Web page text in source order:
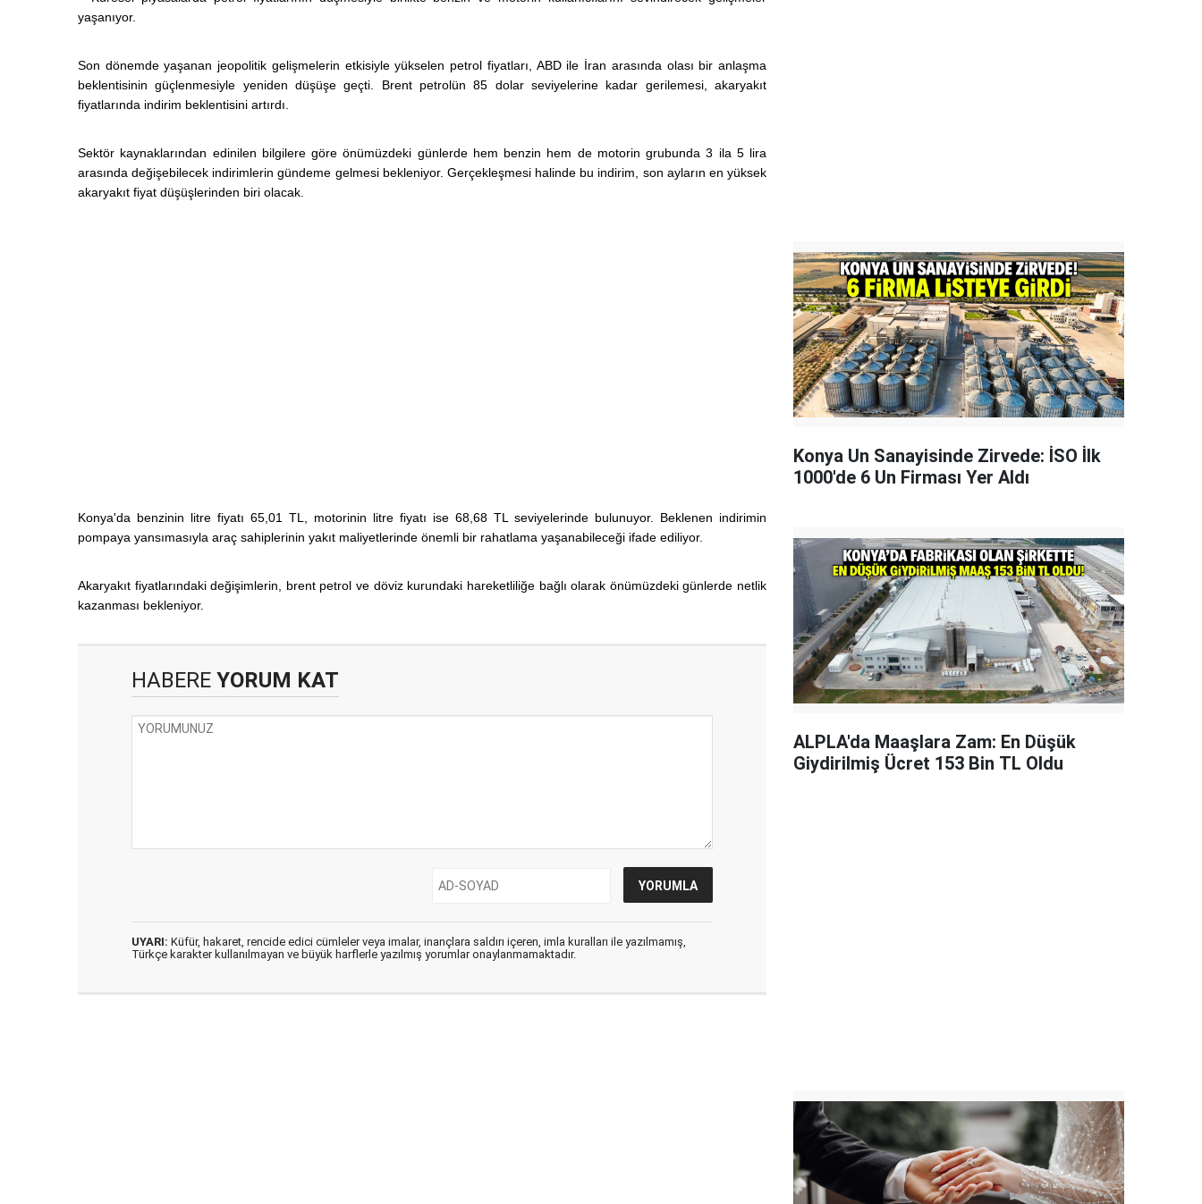
yaşanıyor.
Son dönemde yaşanan jeopolitik gelişmelerin etkisiyle yükselen petrol fiyatları, ABD ile İran arasında olası bir anlaşma
beklentisinin güçlenmesiyle yeniden düşüşe geçti. Brent petrolün 85 dolar seviyelerine kadar gerilemesi, akaryakıt
fiyatlarında indirim beklentisini artırdı.
Sektör kaynaklarından edinilen bilgilere göre önümüzdeki günlerde hem benzin hem de motorin grubunda 3 ila 5 lira
arasında değişebilecek indirimlerin gündeme gelmesi bekleniyor. Gerçekleşmesi halinde bu indirim, son ayların en yüksek
akaryakıt fiyat düşüşlerinden biri olacak.
Konya'da benzinin litre fiyatı 65,01 TL, motorinin litre fiyatı ise 68,68 TL seviyelerinde bulunuyor. Beklenen indirimin
pompaya yansımasıyla araç sahiplerinin yakıt maliyetlerinde önemli bir rahatlama yaşanabileceği ifade ediliyor.
Akaryakıt fiyatlarındaki değişimlerin, brent petrol ve döviz kurundaki hareketliliğe bağlı olarak önümüzdeki günlerde netlik
kazanması bekleniyor.
HABERE YORUM KAT
UYARI: Küfür, hakaret, rencide edici cümleler veya imalar, inançlara saldırı içeren, imla kuralları ile yazılmamış,
Türkçe karakter kullanılmayan ve büyük harflerle yazılmış yorumlar onaylanmamaktadır.
Konya Un Sanayisinde Zirvede: İSO İlk
1000'de 6 Un Firması Yer Aldı
ALPLA'da Maaşlara Zam: En Düşük
Giydirilmiş Ücret 153 Bin TL Oldu